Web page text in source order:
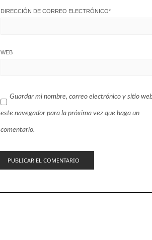
DIRECCIÓN DE CORREO ELECTRÓNICO*
WEB
Guardar mi nombre, correo electrónico y sitio
este navegador para la próxima vez que haga un
comentario.